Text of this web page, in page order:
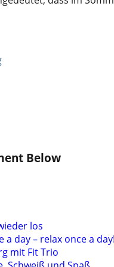
Below
los
a day – relax once a
mit Fit Trio